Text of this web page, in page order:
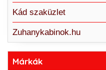
Kád szaküzlet
Zuhanykabinok.hu
Márkák